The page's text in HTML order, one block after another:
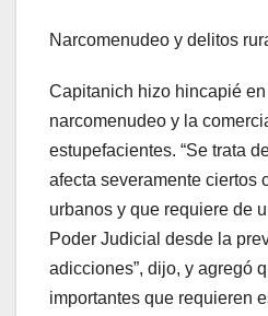
Narcomenudeo y delitos
Capitanich hizo hincapié en
narcomenudeo y la
estupefacientes. “Se trata
afecta severamente ciertos
urbanos y que requiere de
Poder Judicial desde la
adicciones”, dijo, y agregó
importantes que requieren